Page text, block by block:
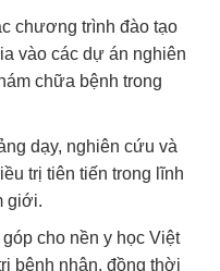
chương trình đào tạo
vào các dự án nghiên
chữa bệnh trong
dạy, nghiên cứu và
trị tiên tiến trong lĩnh
giới.
cho nền y học Việt
bệnh nhân, đồng thời